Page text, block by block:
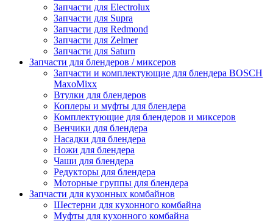
Запчасти для Electrolux
Запчасти для Supra
Запчасти для Redmond
Запчасти для Zelmer
Запчасти для Saturn
Запчасти для блендеров / миксеров
Запчасти и комплектующие для блендера BOSCH
MaxoMixx
Втулки для блендеров
Коплеры и муфты для блендера
Комплектующие для блендеров и миксеров
Венчики для блендера
Насадки для блендера
Ножи для блендера
Чаши для блендера
Редукторы для блендера
Моторные группы для блендера
Запчасти для кухонных комбайнов
Шестерни для кухонного комбайна
Муфты для кухонного комбайна